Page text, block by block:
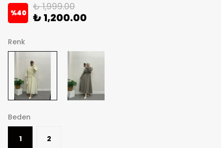
%40
₺ 1,999.00
₺ 1,200.00
Renk
Beden
1 2